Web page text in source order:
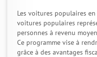
Les voitures populaires
voitures populaires
personnes à revenu
Ce programme vise à
grâce à des avantages